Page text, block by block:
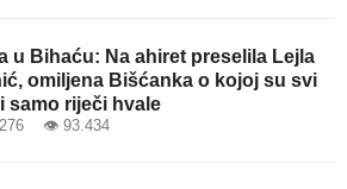
u Bihaću: Na ahiret preselila Lejla
omiljena Bišćanka o kojoj su svi
samo riječi hvale
👁 93.434